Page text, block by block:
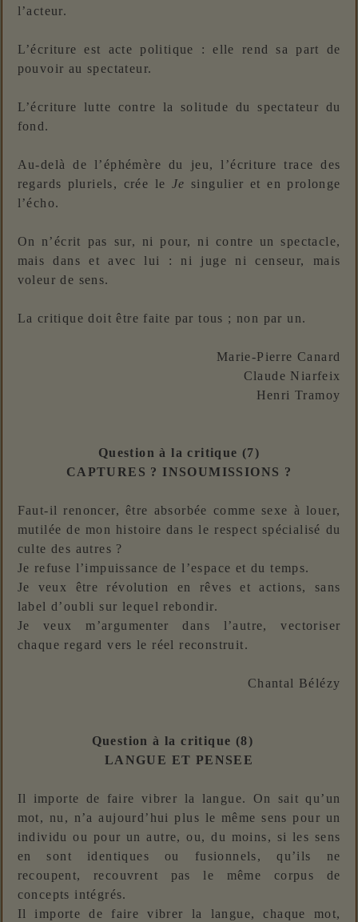
l’acteur.
L’écriture est acte politique : elle rend sa part de
pouvoir au spectateur.
L’écriture lutte contre la solitude du spectateur du
fond.
Au-delà de l’éphémère du jeu, l’écriture trace des
regards pluriels, crée le Je singulier et en prolonge
l’écho.
On n’écrit pas sur, ni pour, ni contre un spectacle,
mais dans et avec lui : ni juge ni censeur, mais
voleur de sens.
La critique doit être faite par tous ; non par un.
Marie-Pierre Canard
Claude Niarfeix
Henri Tramoy
Question à la critique (7)
CAPTURES ? INSOUMISSIONS ?
Faut-il renoncer, être absorbée comme sexe à louer,
mutilée de mon histoire dans le respect spécialisé du
culte des autres ?
Je refuse l’impuissance de l’espace et du temps.
Je veux être révolution en rêves et actions, sans
label d’oubli sur lequel rebondir.
Je veux m’argumenter dans l’autre, vectoriser
chaque regard vers le réel reconstruit.
Chantal Bélézy
Question à la critique (8)
LANGUE ET PENSEE
Il importe de faire vibrer la langue. On sait qu’un
mot, nu, n’a aujourd’hui plus le même sens pour un
individu ou pour un autre, ou, du moins, si les sens
en sont identiques ou fusionnels, qu’ils ne
recoupent, recouvrent pas le même corpus de
concepts intégrés.
Il importe de faire vibrer la langue, chaque mot,